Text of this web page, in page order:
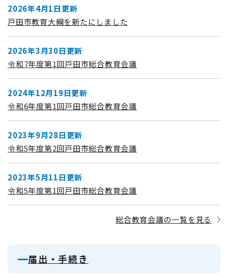
2026年4月1日更新
戸田市教育大綱を新たにしました
2026年3月30日更新
令和7年度第1回戸田市総合教育会議
2024年12月19日更新
令和6年度第1回戸田市総合教育会議
2023年9月28日更新
令和5年度第2回戸田市総合教育会議
2023年5月11日更新
令和5年度第1回戸田市総合教育会議
総合教育会議の一覧を見る
届出・手続き